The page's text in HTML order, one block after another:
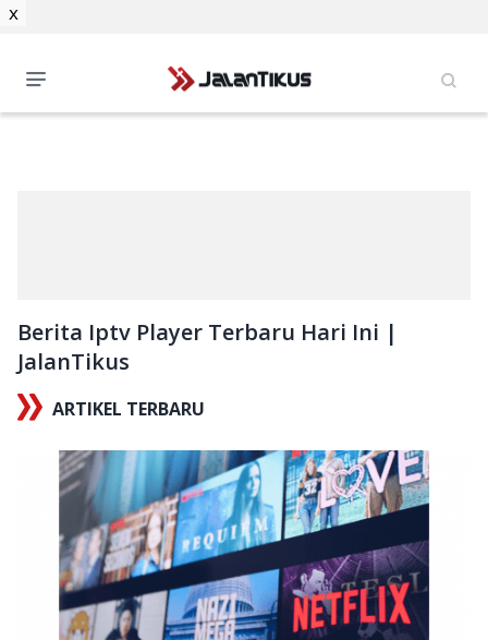
Berita Iptv Player Terbaru Hari Ini |
JalanTikus
ARTIKEL TERBARU
x